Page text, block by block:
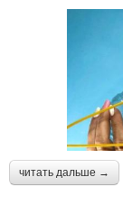
читать дальше →